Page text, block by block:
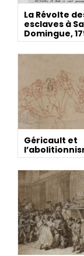
La Révolte
esclaves à
Domingue,
Géricault et